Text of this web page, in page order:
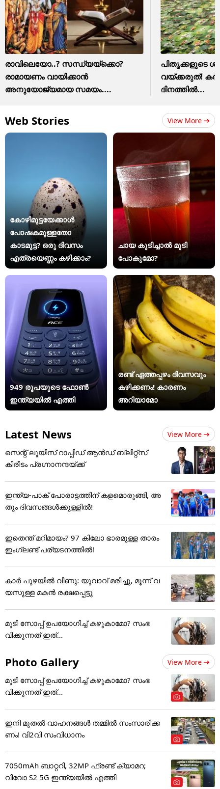
രാവിലെയോ..? സന്ധ്യയ്ക്കൊ?
രാമായണം വായിക്കാൻ
അനുയോജ്യമായ സമയം....
പിതൃക്കളുടെ
വയ്ക്കരുത്!
ദിനത്തിൽ...
Web Stories View More
കോഴിമുട്ടയേക്കാൾ
പോഷകമുള്ളതോ
കാടമുട്ട? ഒരു ദിവസം
എത്രയെണ്ണം കഴിക്കാം?
ചായ കുടിച്ചാൽ മുടി
പോകുമോ?
949 രൂപയുടെ ഫോൺ
ഇന്ത്യയിൽ എത്തി
രണ്ട് ഏത്തപ്പഴം ദിവസവും
കഴിക്കണം! കാരണം
അറിയാമോ
Latest News View More
സെന്റ് ലൂയിസ് റാപ്പിഡ് ആൻഡ് ബ്ലിറ്റ്സ്
കിരീടം പ്രഗ്നാനന്ദയ്ക്ക്
ഇന്ത്യ-പാക് പോരാട്ടത്തിന് കളമൊരുങ്ങി, അ
തും ദിവസങ്ങള്‍ക്കുള്ളില്‍!
ഇതെന്ത് മറിമായം? 97 കിലോ ഭാരമുള്ള താരം
ഇംഗ്ലണ്ട് പര്യടനത്തില്‍!
കാർ പുഴയിൽ വീണു: യുവാവ് മരിച്ചു, മൂന്ന് വ
യസുള്ള മകൻ രക്ഷപ്പെട്ടു
മുടി സോപ്പ് ഉപയോഗിച്ച് കഴുകാമോ? സംഭ
വിക്കുന്നത് ഇത്...
Photo Gallery View More
മുടി സോപ്പ് ഉപയോഗിച്ച് കഴുകാമോ? സംഭ
വിക്കുന്നത് ഇത്...
ഇനി മുതൽ വാഹനങ്ങൾ തമ്മിൽ സംസാരിക്ക
ണം! വി2വി സംവിധാനം
7050mAh ബാറ്ററി, 32MP ഫ്രണ്ട് ക്യാമറ;
വിവോ S2 5G ഇന്ത്യയിൽ എത്തി